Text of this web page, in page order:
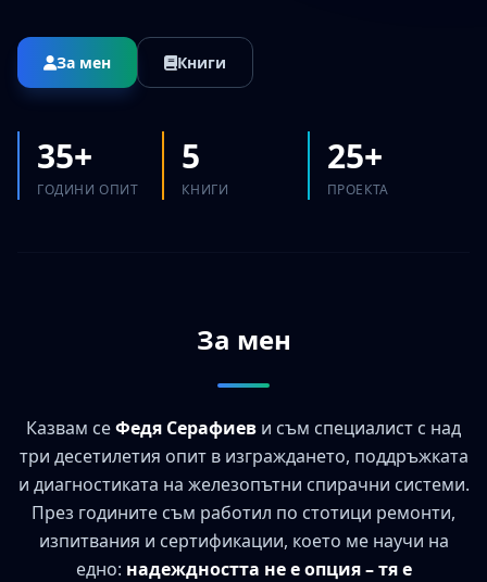
За мен Книги
35+
ГОДИНИ ОПИТ
5
КНИГИ
25+
ПРОЕКТА
За мен
Казвам сеФедя Серафиев и съм специалист с над
три десетилетия опит в изграждането, поддръжката
и диагностиката на железопътни спирачни системи.
През годините съм работил по стотици ремонти,
изпитвания и сертификации, което ме научи на
едно: надеждността не е опция – тя е